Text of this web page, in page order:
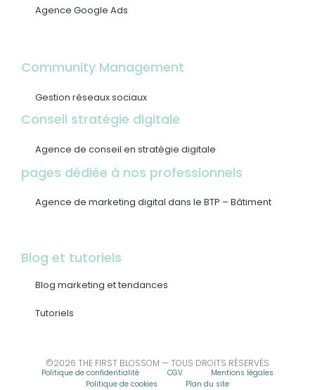
Agence Google Ads
Community Management
Gestion réseaux sociaux
Conseil stratégie digitale
Agence de conseil en stratégie digitale
pages dédiée à nos professionnels
Agence de marketing digital dans le BTP – Bâtiment
Blog et tutoriels
Blog marketing et tendances
Tutoriels
©2026 THE FIRST BLOSSOM — TOUS DROITS RÉSERVÉS
Politique de confidentialité CGV
Mentions légales
Politique de cookies
Plan du site